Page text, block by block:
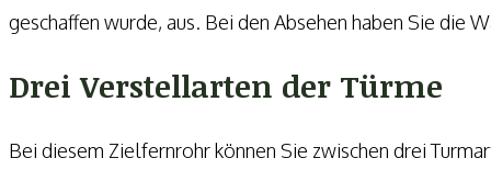
geschaffen wurde, aus. Bei den Absehen haben Sie die
Drei Verstellarten der Türme
Bei diesem Zielfernrohr können Sie zwischen drei